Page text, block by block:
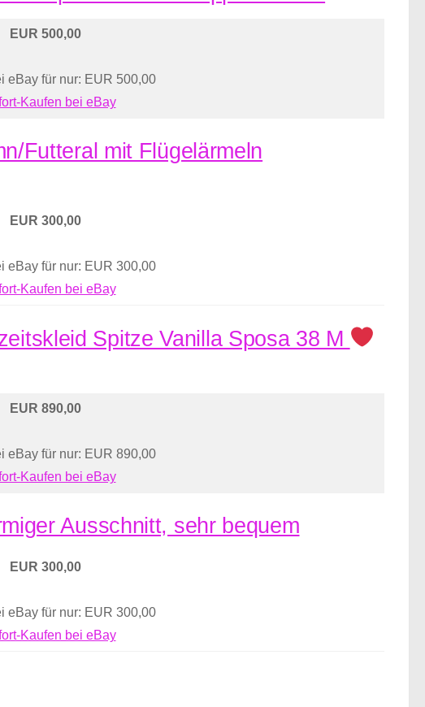
EUR 500,00
eBay für nur: EUR 500,00
Kaufen bei eBay
Futteral mit Flügelärmeln
EUR 300,00
eBay für nur: EUR 300,00
Kaufen bei eBay
Spitze Vanilla Sposa 38 M
EUR 890,00
eBay für nur: EUR 890,00
Kaufen bei eBay
Ausschnitt, sehr bequem
EUR 300,00
eBay für nur: EUR 300,00
Kaufen bei eBay